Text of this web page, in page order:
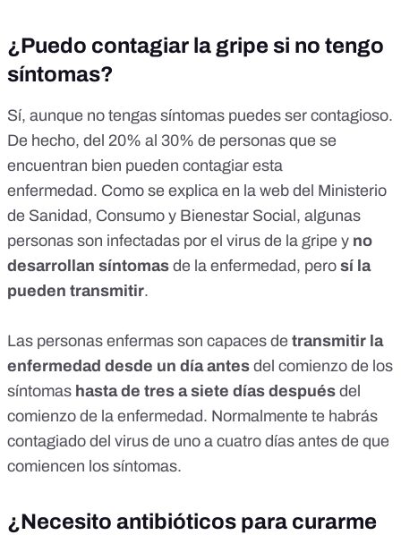
¿Puedo contagiar la gripe si no tengo
síntomas?
Sí, aunque no tengas síntomas puedes ser contagioso.
De hecho, del 20% al 30% de personas que se
encuentran bien pueden contagiar esta
enfermedad. Como se explica en la web del Ministerio
de Sanidad, Consumo y Bienestar Social, algunas
personas son infectadas por el virus de la gripe y no
desarrollan síntomas de la enfermedad, pero sí la
pueden transmitir.
Las personas enfermas son capaces de transmitir la
enfermedad desde un día antes del comienzo de los
síntomas hasta de tres a siete días después del
comienzo de la enfermedad. Normalmente te habrás
contagiado del virus de uno a cuatro días antes de que
comiencen los síntomas.
¿Necesito antibióticos para curarme